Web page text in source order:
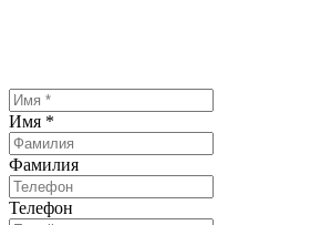
Имя *
Фамилия
Телефон